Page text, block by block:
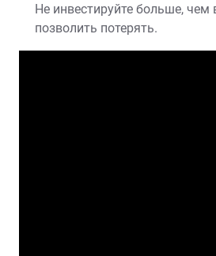
Не инвестируйте больше, чем
позволить потерять.